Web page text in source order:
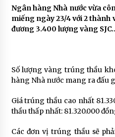
Ngân hàng Nhà nước vừa
miếng ngày 23/4 với 2
đương 3.400 lượng vàng
Số lượng vàng trúng thầu
hàng Nhà nước mang ra đấu
Giá trúng thầu cao nhất
thầu thấp nhất: 81.320.000
Các đơn vị trúng thầu sẽ